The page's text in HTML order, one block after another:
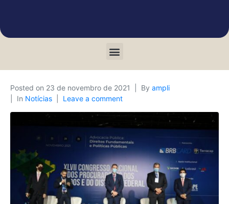
Posted on 23 de novembro de 2021 By ampli
In Notícias Leave a comment